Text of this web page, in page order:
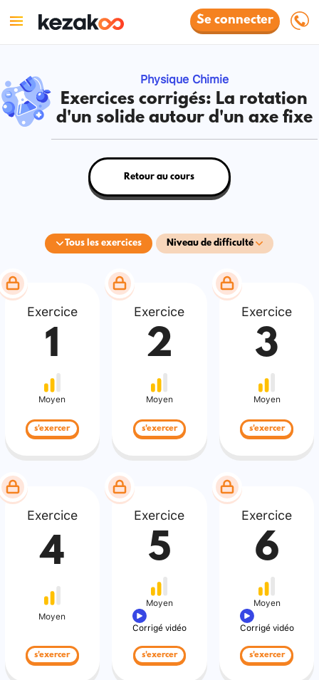
Se connecter
Physique Chimie
Exercices corrigés: La rotation
d'un solide autour d'un axe fixe
Tous les exercices Niveau de difficulté
Retour au cours
Exercice
1
Moyen
s'exercer
Exercice
2
Moyen
s'exercer
Exercice
3
Moyen
s'exercer
Exercice
4
Moyen
s'exercer
Exercice
5
Moyen
Corrigé vidéo
s'exercer
Exercice
6
Moyen
Corrigé vidéo
s'exercer